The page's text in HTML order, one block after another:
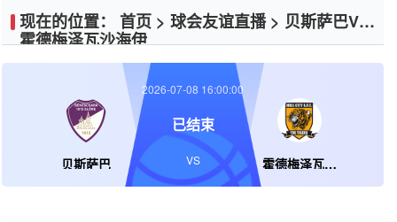
现在的位置： 首页 > 球会友谊直播> 贝斯萨巴VS
霍德梅泽瓦沙海伊
贝斯萨巴 霍德梅泽瓦沙海伊
2026-07-08 16:00:00
已结束
VS